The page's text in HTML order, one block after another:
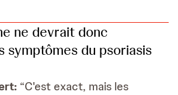
ne devrait donc
symptômes du psoriasis
“C'est exact, mais les